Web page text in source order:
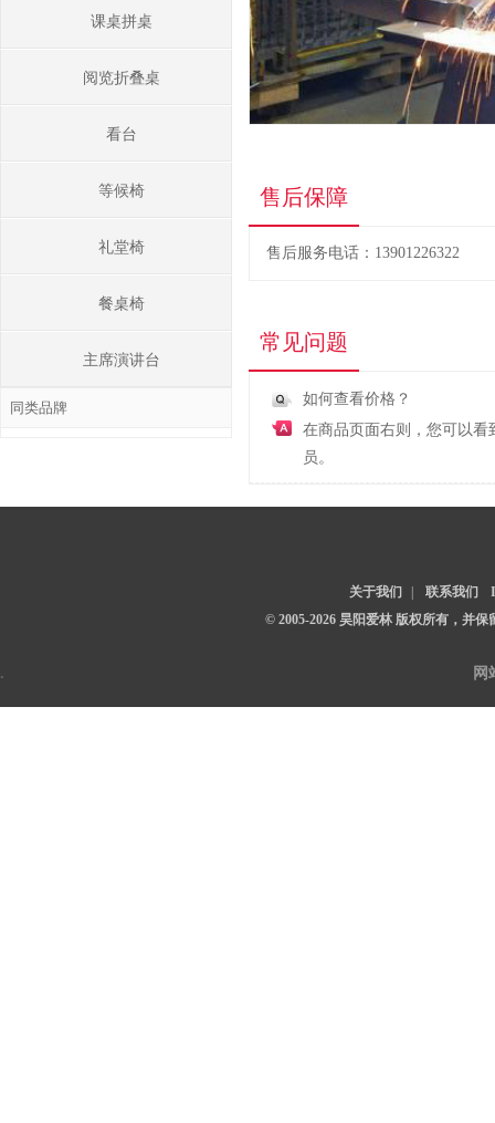
课桌拼桌
阅览折叠桌
看台
等候椅
礼堂椅
餐桌椅
主席演讲台
同类品牌
售后保障
售后服务电话：13901226322
常见问题
如何查看价格？
在商品页面右则，您可以看
员。
关于我们 联系我们
© 2005-2026 昊阳爱林 版权所有，并保
. 网